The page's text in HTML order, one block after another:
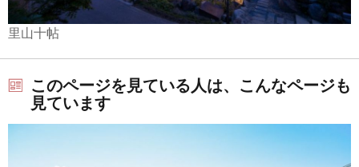
里山十帖
このページを見ている人は、こんなページも
見ています